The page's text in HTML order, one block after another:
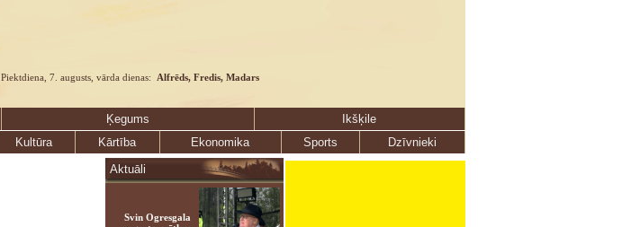
Piektdiena, 7. augusts, vārda dienas: Alfrēds, Fredis, Madars
Ķegums
Ikšķile
Kultūra Kārtība Ekonomika Sports
Dzīvnieki
Aktuāli
Svin Ogresgala